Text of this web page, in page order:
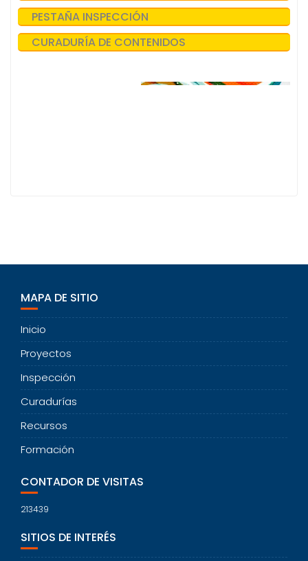
PESTAÑA INSPECCIÓN
CURADURÍA DE CONTENIDOS
MAPA DE SITIO
Inicio
Proyectos
Inspección
Curadurías
Recursos
Formación
CONTADOR DE VISITAS
213439
SITIOS DE INTERÉS